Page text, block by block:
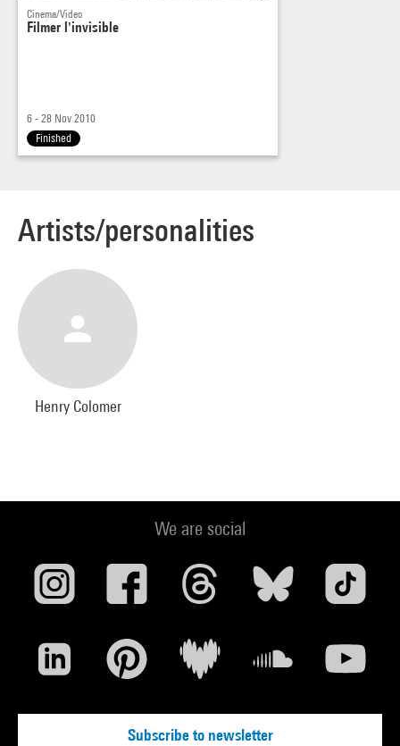
Cinema/Video
Filmer l'invisible
6 - 28 Nov 2010
Finished
Artists/personalities
Henry Colomer
We are social
Subscribe to newsletter